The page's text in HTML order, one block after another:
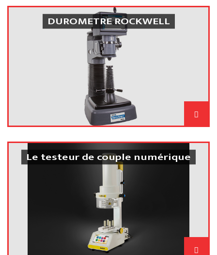
DUROMETRE ROCKWELL
Le testeur de couple numérique